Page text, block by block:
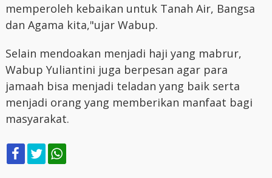
memperoleh kebaikan untuk Tanah Air, Bangsa
dan Agama kita,"ujar Wabup.
Selain mendoakan menjadi haji yang mabrur,
Wabup Yuliantini juga berpesan agar para
jamaah bisa menjadi teladan yang baik serta
menjadi orang yang memberikan manfaat bagi
masyarakat.